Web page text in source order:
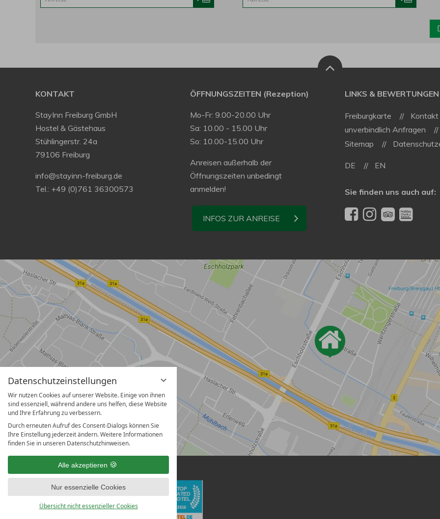
Datenschutzeinstellungen
Wir nutzen Cookies auf unserer Website. Einige von ihnen
sind essenziell, während andere uns helfen, diese Website
und Ihre Erfahrung zu verbessern.
Durch erneuten Aufruf des Consent-Dialogs können Sie
Ihre Einstellung jederzeit ändern. Weitere Informationen
finden Sie in unseren Datenschutzhinweisen.
Alle akzeptieren
Nur essenzielle Cookies
Übersicht nicht essenzieller Cookies
KONTAKT
StayInn Freiburg GmbH
Hostel & Gästehaus
Stühlingerstr. 24a
79106 Freiburg
info@stayinn-freiburg.de
Tel.: +49 (0)761 36300573
ÖFFNUNGSZEITEN (Rezeption)
Mo-Fr: 9.00-20.00 Uhr
Sa: 10.00 - 15.00 Uhr
So: 10.00-15.00 Uhr
Anreisen außerhalb der
Öffnungszeiten unbedingt
anmelden!
INFOS ZUR ANREISE
LINKS & BEWERTUNGEN
Freiburgkarte
unverbindlich Anfragen
Sitemap
DE EN
Sie finden uns auch auf: